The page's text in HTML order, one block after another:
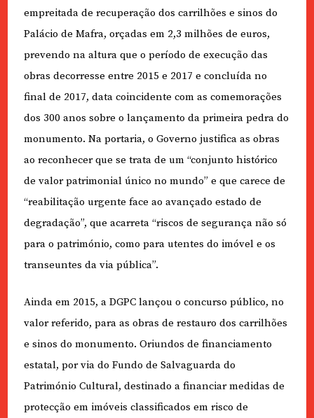
empreitada de recuperação dos carrilhões e sinos do
Palácio de Mafra, orçadas em 2,3 milhões de euros,
prevendo na altura que o período de execução das
obras decorresse entre 2015 e 2017 e concluída no
final de 2017, data coincidente com as comemorações
dos 300 anos sobre o lançamento da primeira pedra do
monumento. Na portaria, o Governo justifica as obras
ao reconhecer que se trata de um “conjunto histórico
de valor patrimonial único no mundo” e que carece de
“reabilitação urgente face ao avançado estado de
degradação”, que acarreta “riscos de segurança não só
para o património, como para utentes do imóvel e os
transeuntes da via pública”.
Ainda em 2015, a DGPC lançou o concurso público, no
valor referido, para as obras de restauro dos carrilhões
e sinos do monumento. Oriundos de financiamento
estatal, por via do Fundo de Salvaguarda do
Património Cultural, destinado a financiar medidas de
protecção em imóveis classificados em risco de